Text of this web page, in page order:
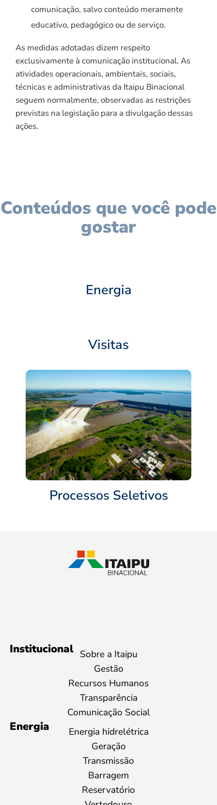
comunicação, salvo conteúdo meramente
educativo, pedagógico ou de serviço.
As medidas adotadas dizem respeito
exclusivamente à comunicação institucional. As
atividades operacionais, ambientais, sociais,
técnicas e administrativas da Itaipu Binacional
seguem normalmente, observadas as restrições
previstas na legislação para a divulgação dessas
ações.
Conteúdos que você pode
gostar
Energia
Visitas
Processos Seletivos
Institucional Sobre a Itaipu
Gestão
Recursos Humanos
Transparência
Comunicação Social
Energia
Energia hidrelétrica
Geração
Transmissão
Barragem
Reservatório